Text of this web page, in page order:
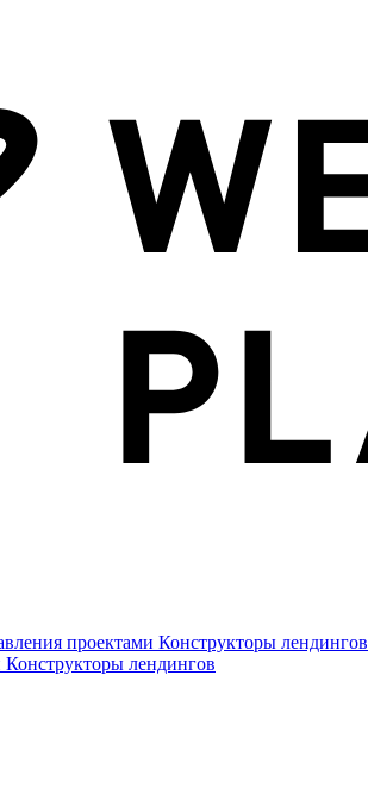
проектами Конструкторы лендингов
Конструкторы лендингов